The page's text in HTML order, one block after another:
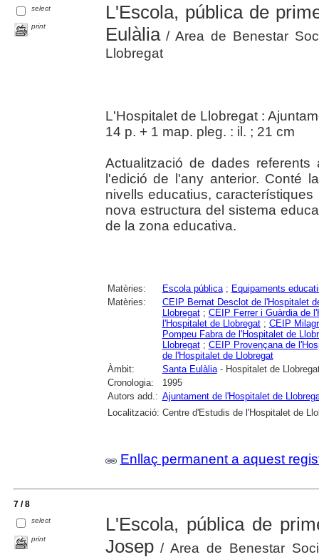
select
print
L'Escola, pública de
Eulàlia/ Area de Benestar
Llobregat
L'Hospitalet de Llobregat :
14 p. + 1 map. pleg. : il. ; 21 cm
Actualització de dades
l'edició de l'any anterior. Conté
nivells educatius,
nova estructura del sistema
de la zona educativa.
Matèries: Escola pública; Equipaments
Matèries:
CEIP Bernat Desclot de l'Hospitalet
Llobregat; CEIP Ferrer i Guàrdia de
l'Hospitalet de Llobregat; CEIP
Pompeu Fabra de l'Hospitalet de
Llobregat; CEIP Provençana de
de l'Hospitalet de Llobregat
Àmbit:
Santa Eulàlia- Hospitalet de
Cronologia:
1995
Autors add.: Ajuntament de l'Hospitalet de
Localització: Centre d'Estudis de l'Hospitalet de
Enllaç permanent a aquest
7 / 8
select
print
L'Escola, pública de
Josep/ Area de Benestar